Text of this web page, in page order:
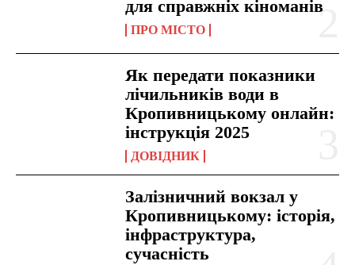
для справжніх кіноманів
ПРО МІСТО
Як передати показники
лічильників води в
Кропивницькому онлайн:
інструкція 2025
ДОВІДНИК
Залізничний вокзал у
Кропивницькому: історія,
інфраструктура,
сучасність